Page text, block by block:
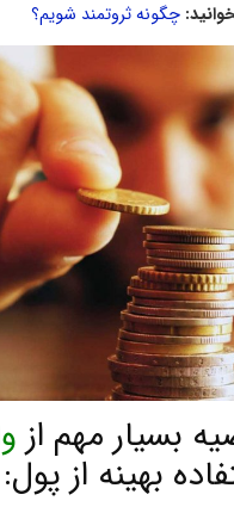
چگونه ثروتمند شویم؟
بسیار مهم از
بهینه از پول: